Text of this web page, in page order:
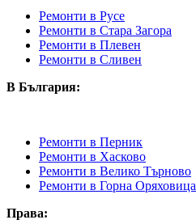
Ремонти в Русе
Ремонти в Стара Загора
Ремонти в Плевен
Ремонти в Сливен
В България:
Ремонти в Перник
Ремонти в Хасково
Ремонти в Велико Търново
Ремонти в Горна Оряховица
Права: